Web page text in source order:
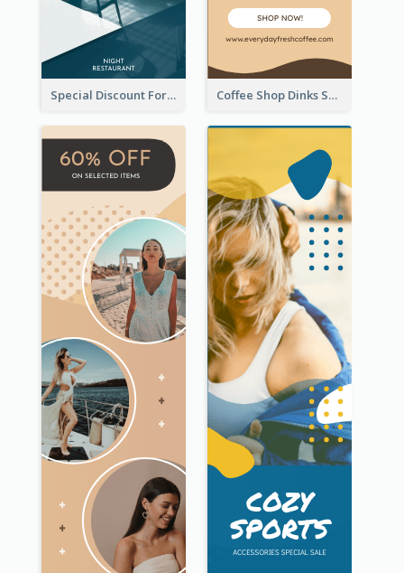
Special Discount For Dinner Wide Skyscraper Banner Coffee Shop Dinks Sale Wide Skyscraper Banner